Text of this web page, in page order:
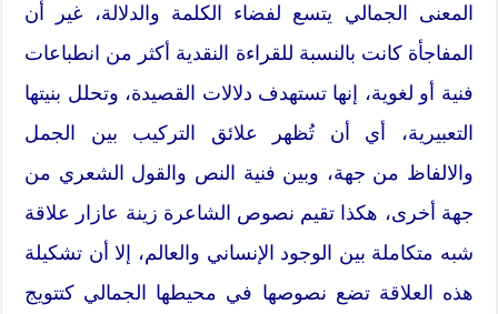
المعنى الجمالي يتسع لفضاء الكلمة والدلالة، غير أن
المفاجأة كانت بالنسبة للقراءة النقدية أكثر من انطباعات
فنية أو لغوية، إنها تستهدف دلالات القصيدة، وتحلل بنيتها
التعبيرية، أي أن تُظهر علائق التركيب بين الجمل
والالفاظ من جهة، وبين فنية النص والقول الشعري من
جهة أخرى، هكذا تقيم نصوص الشاعرة زينة عازار علاقة
شبه متكاملة بين الوجود الإنساني والعالم، إلا أن تشكيلة
هذه العلاقة تضع نصوصها في محيطها الجمالي كتتويج